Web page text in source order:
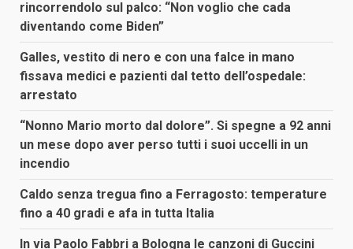
rincorrendolo sul palco: “Non voglio che cada
diventando come Biden”
Galles, vestito di nero e con una falce in mano
fissava medici e pazienti dal tetto dell’ospedale:
arrestato
“Nonno Mario morto dal dolore”. Si spegne a 92 anni
un mese dopo aver perso tutti i suoi uccelli in un
incendio
Caldo senza tregua fino a Ferragosto: temperature
fino a 40 gradi e afa in tutta Italia
In via Paolo Fabbri a Bologna le canzoni di Guccini